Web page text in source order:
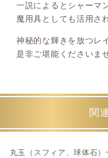
一説によるとシャーマ
魔用具としても活用さ
神秘的な輝きを放つレ
是非ご堪能くださいませ
関
丸玉（スフィア、球体石）